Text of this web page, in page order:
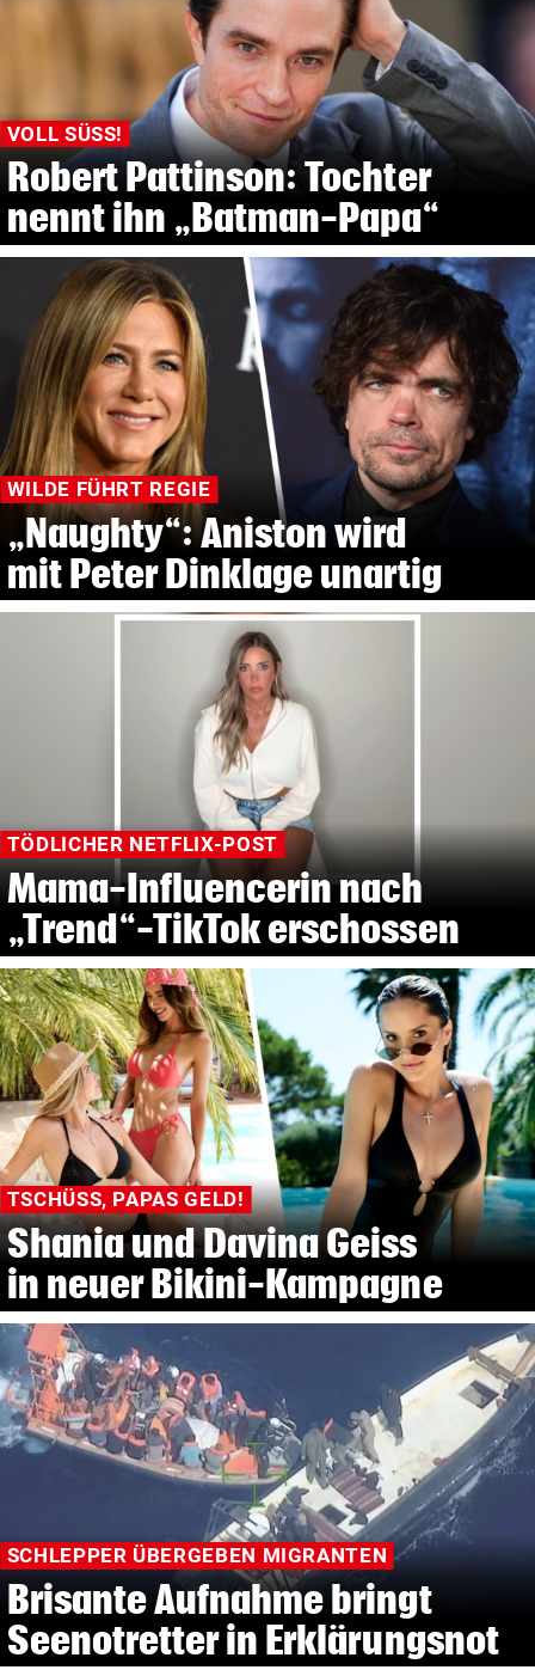
VOLL SÜSS!
Robert Pattinson: Tochter
nennt ihn „Batman-Papa“
WILDE FÜHRT REGIE
„Naughty“: Aniston wird
mit Peter Dinklage unartig
TÖDLICHER NETFLIX-POST
Mama-Influencerin nach
„Trend“-TikTok erschossen
TSCHÜSS, PAPAS GELD!
Shania und Davina Geiss
in neuer Bikini-Kampagne
SCHLEPPER ÜBERGEBEN MIGRANTEN
Brisante Aufnahme bringt
Seenotretter in Erklärungsnot